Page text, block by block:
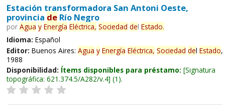
Estación transformadora San Antoni Oeste,
provincia deRío Negro
por Agua y Energía Eléctrica, Sociedad del Estado.
Idioma: Español
Editor: Buenos Aires: Agua y Energía Eléctrica, Sociedad del Estado,
1988
Disponibilidad: Ítems disponibles para préstamo: Signatura
topográfica: 621.374.5/A282/v.4 (1).